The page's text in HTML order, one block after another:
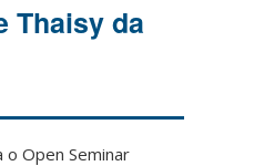
Thaisy da
o Open Seminar